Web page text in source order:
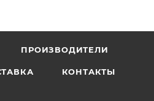
ПРОИЗВОДИТЕЛИ
КОНТАКТЫ